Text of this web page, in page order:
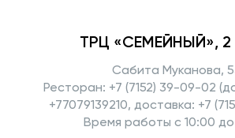
ТРЦ «СЕМЕЙНЫЙ», 2
Сабита Муканова,
Ресторан: +7 (7152) 39-09-02
+77079139210, доставка: +7
Время работы с 10:00